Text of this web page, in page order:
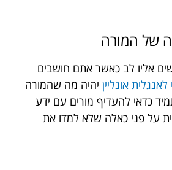
של המורה
אליו לב כאשר אתם חושבים
אונליין יהיה מה שהמורה
כדאי להעדיף מורים עם ידע
על פני כאלה שלא למדו את